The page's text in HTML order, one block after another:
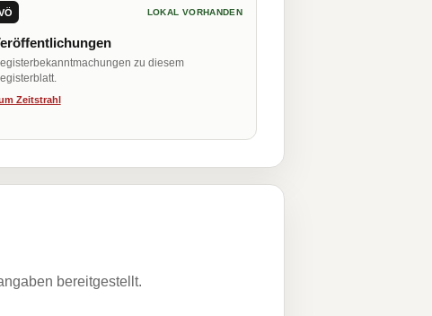
LOKAL VORHANDEN
zu diesem
Zeitstrahl
bereitgestellt.